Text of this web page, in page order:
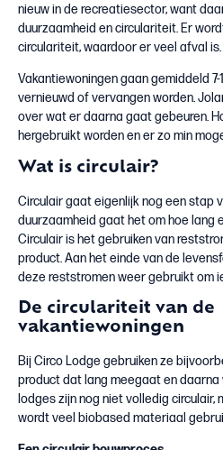
nieuw in de recreatiesector, want
duurzaamheid en circulariteit. Er
circulariteit, waardoor er veel afval is.
Vakantiewoningen gaan gemiddeld
vernieuwd of vervangen worden.
over wat er daarna gaat gebeuren.
hergebruikt worden en er zo min
Wat is circulair?
Circulair gaat eigenlijk nog een stap
duurzaamheid gaat het om hoe lang
Circulair is het gebruiken van
product. Aan het einde van de
deze reststromen weer gebruikt om
De circulariteit van de
vakantiewoningen
Bij Circo Lodge gebruiken ze
product dat lang meegaat en daarna
lodges zijn nog niet volledig circulair,
wordt veel biobased materiaal